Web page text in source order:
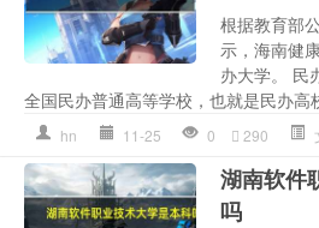
根据教育部
示，海南健
办大学。 民
全国民办普通高等学校，也就是民办高
hn 11-25 0 290
湖南软件
吗